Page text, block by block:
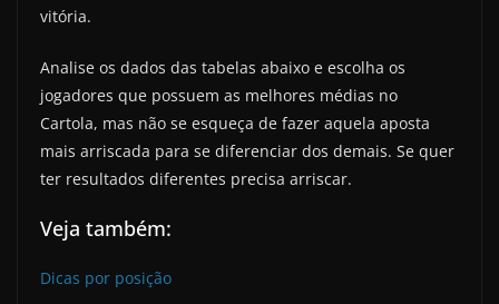
vitória.
Analise os dados das tabelas abaixo e escolha os
jogadores que possuem as melhores médias no
Cartola, mas não se esqueça de fazer aquela aposta
mais arriscada para se diferenciar dos demais. Se quer
ter resultados diferentes precisa arriscar.
Veja também:
Dicas por posição